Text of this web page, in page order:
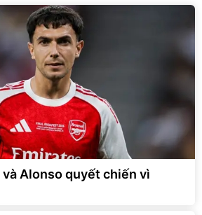
Alonso quyết chiến vì